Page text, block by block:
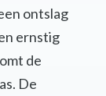
ontslag
ernstig
de
De